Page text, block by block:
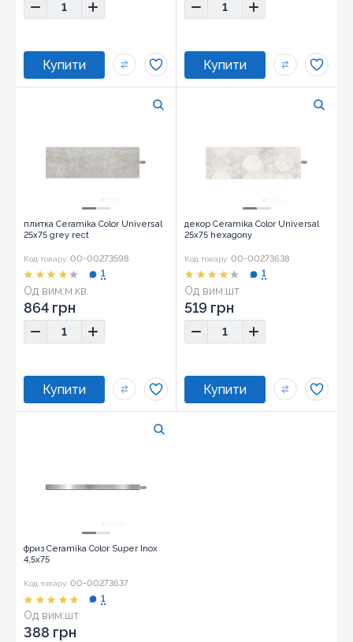
плитка Ceramika Color Universal
25x75 grey rect
Код товару: 00-00273598
Од вим:м.кв.
1
864 грн
декор Ceramika Color Universal
25x75 hexagony
Код товару: 00-00273638
Од вим:шт
1
519 грн
фриз Ceramika Color Super Inox
4,5x75
Код товару: 00-00273637
Од вим:шт
1
388 грн